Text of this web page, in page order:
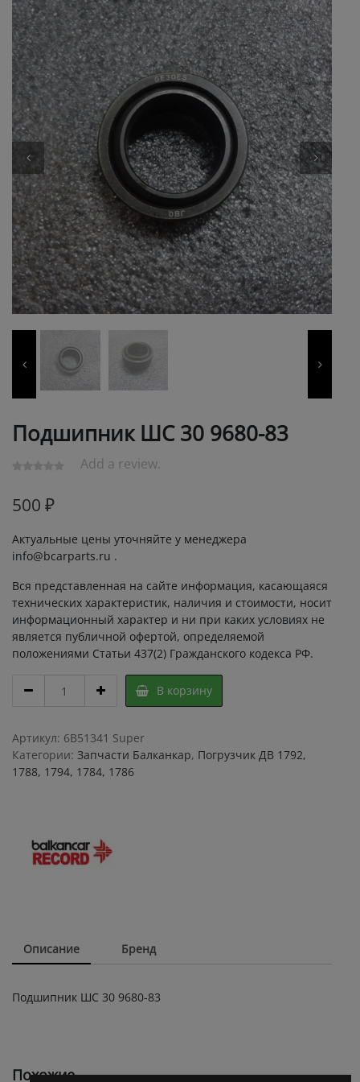
Подшипник ШС 30 9680-83
Add a review.
500 ₽
Актуальные цены уточняйте у менеджера
info@bcarparts.ru .
Вся представленная на сайте информация, касающаяся
технических характеристик, наличия и стоимости, носит
информационный характер и ни при каких условиях не
является публичной офертой, определяемой
положениями Статьи 437(2) Гражданского кодекса РФ.
Подшипник
9680-
83
quantity
В корзину
Артикул: 6B51341 Super
Категории: Запчасти Балканкар, Погрузчик ДВ 1792,
1788, 1794, 1784, 1786
Описание Бренд
Подшипник ШС 30 9680-83
Похожие